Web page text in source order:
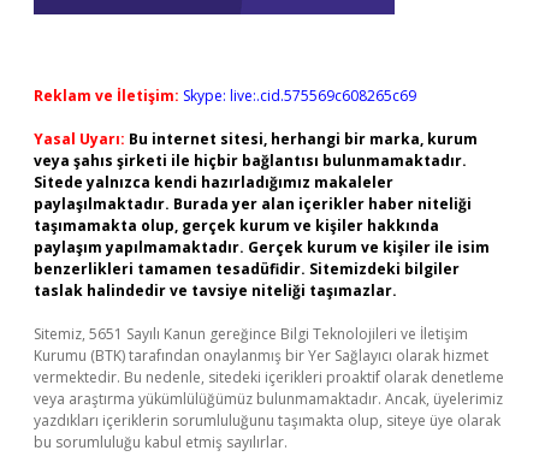
Reklam ve İletişim: Skype: live:.cid.575569c608265c69
Yasal Uyarı: Bu internet sitesi, herhangi bir marka, kurum
veya şahıs şirketi ile hiçbir bağlantısı bulunmamaktadır.
Sitede yalnızca kendi hazırladığımız makaleler
paylaşılmaktadır. Burada yer alan içerikler haber niteliği
taşımamakta olup, gerçek kurum ve kişiler hakkında
paylaşım yapılmamaktadır. Gerçek kurum ve kişiler ile isim
benzerlikleri tamamen tesadüfidir. Sitemizdeki bilgiler
taslak halindedir ve tavsiye niteliği taşımazlar.
Sitemiz, 5651 Sayılı Kanun gereğince Bilgi Teknolojileri ve İletişim
Kurumu (BTK) tarafından onaylanmış bir Yer Sağlayıcı olarak hizmet
vermektedir. Bu nedenle, sitedeki içerikleri proaktif olarak denetleme
veya araştırma yükümlülüğümüz bulunmamaktadır. Ancak, üyelerimiz
yazdıkları içeriklerin sorumluluğunu taşımakta olup, siteye üye olarak
bu sorumluluğu kabul etmiş sayılırlar.